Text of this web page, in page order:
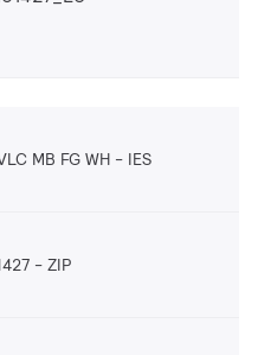
MB FG WH IES
ZIP